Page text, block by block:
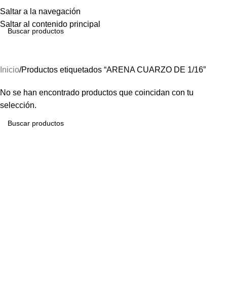
Saltar a la navegación
Saltar al contenido principal
Menú
Inicio Productos etiquetados “ARENA CUARZO DE 1/16”
No se han encontrado productos que coincidan con tu
selección.